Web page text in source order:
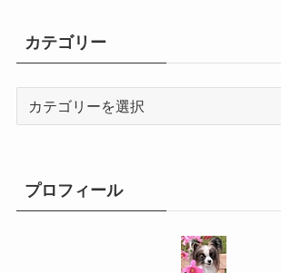
カテゴリー
ープロフィール